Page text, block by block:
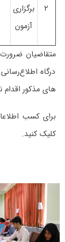
۲
برگزاری
آزمون
متقاضیان
درگاه
های مذکور اقدام
برای کسب
کلیک کنید.